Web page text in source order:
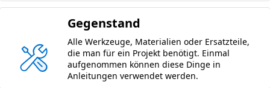
Gegenstand
Alle Werkzeuge, Materialien oder Ersatzteile,
die man für ein Projekt benötigt. Einmal
aufgenommen können diese Dinge in
Anleitungen verwendet werden.